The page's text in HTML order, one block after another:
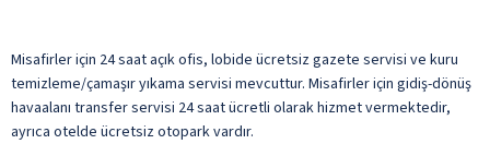
Misafirler için 24 saat açık ofis, lobide ücretsiz gazete servisi ve kuru
temizleme/çamaşır yıkama servisi mevcuttur. Misafirler için gidiş-dönüş
havaalanı transfer servisi 24 saat ücretli olarak hizmet vermektedir,
ayrıca otelde ücretsiz otopark vardır.